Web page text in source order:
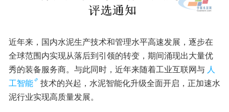
近年来，国内水泥生产技术和管理水平高速发展，逐步在
全球范围内实现从落后到引领的转变，期间涌现出大量优
秀的装备服务商。与此同时，近年来随着工业互联网与 人
工智能
技术的兴起，水泥智能化升级全面开启，正加速水
泥行业实现高质量发展。